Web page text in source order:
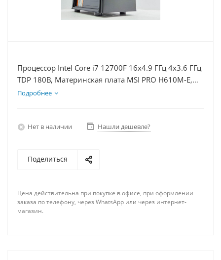
Процессор Intel Core i7 12700F 16x4.9 ГГц 4x3.6 ГГц
TDP 180В, Материнская плата MSI PRO H610M-E,
Видеокарта RTX 3050 6Гб, Память DDR4 8Gb,
Подробнее
Нет в наличии Нашли дешевле?
Поделиться
Цена действительна при покупке в офисе, при оформлении
заказа по телефону, через WhatsApp или через интернет-
магазин.